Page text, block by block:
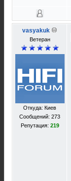
vasyakuk
Ветеран
Откуда: Киев
Сообщений: 273
Репутация: 219